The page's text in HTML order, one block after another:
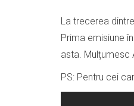
La trecerea
Prima emisiune
asta. Mulțumesc
PS: Pentru cei